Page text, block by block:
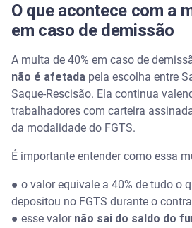
O que acontece com a
em caso de demissão
A multa de 40% em caso de
não é afetada pela escolha entre
Saque-Rescisão. Ela continua
trabalhadores com carteira
da modalidade do FGTS.
É importante entender como essa
● o valor equivale a 40% de tudo o
depositou no FGTS durante o
● esse valor não sai do saldo do